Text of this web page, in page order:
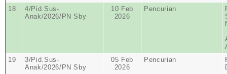
18
4/Pid.Sus-
Anak/2026/PN Sby
10 Feb
2026
Pencurian
19
3/Pid.Sus-
Anak/2026/PN Sby
05 Feb
2026
Pencurian